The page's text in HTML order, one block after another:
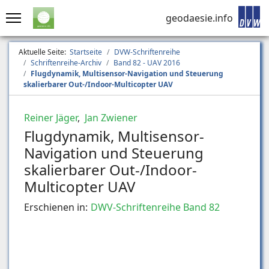
geodaesie.info
Aktuelle Seite: Startseite
DVW-Schriftenreihe
Schriftenreihe-Archiv
Band 82 - UAV 2016
Flugdynamik, Multisensor-Navigation und Steuerung
skalierbarer Out-/Indoor-Multicopter UAV
Reiner Jäger, Jan Zwiener
Flugdynamik, Multisensor-
Navigation und Steuerung
skalierbarer Out-/Indoor-
Multicopter UAV
Erschienen in: DWV-Schriftenreihe Band 82